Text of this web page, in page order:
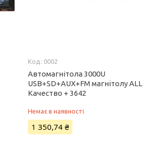
0002
Автомагнітола 3000U
USB+SD+AUX+FM магнітолу ALL
Качество + 3642
Немає в наявності
1 350,74 ₴